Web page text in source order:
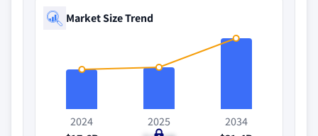
Market Size Trend
2024
2025
2034